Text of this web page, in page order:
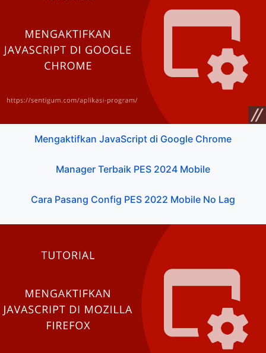
Mengaktifkan JavaScript di Google Chrome
Manager Terbaik PES 2024 Mobile
Cara Pasang Config PES 2022 Mobile No Lag